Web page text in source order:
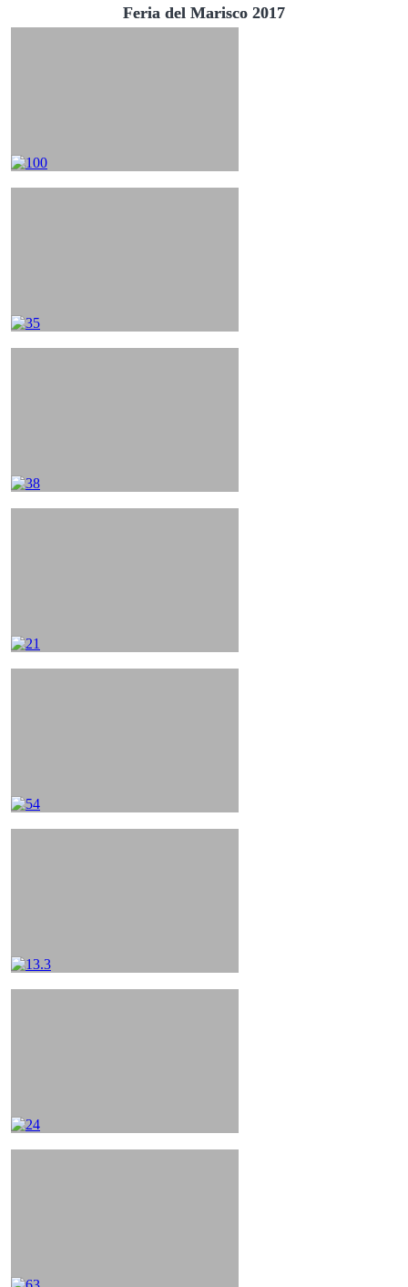
Feria del Marisco 2017